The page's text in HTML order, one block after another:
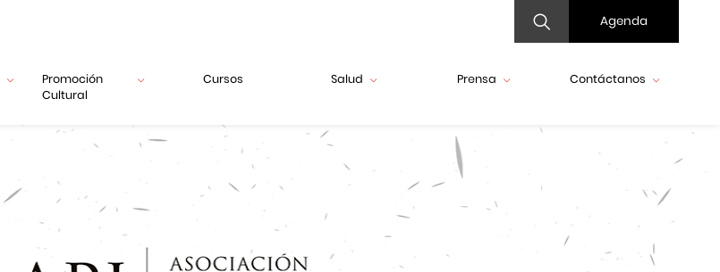
Agenda
Promoción
Cultural
Cursos Salud Prensa Contáctanos